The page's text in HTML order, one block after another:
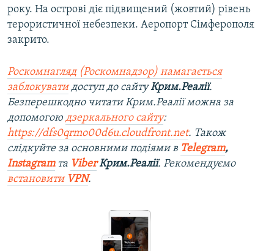
року. На острові діє підвищений (жовтий) рівень
терористичної небезпеки. Аеропорт Сімферополя
закрито.
Роскомнагляд (Роскомнадзор) намагається
заблокуватидоступ до сайтуКрим.Реалії.
Безперешкодно читати Крим.Реалії можна за
допомогою дзеркального сайту:
https://dfs0qrmo00d6u.cloudfront.net. Також
слідкуйте за основними подіями в Telegram,
Instagramта ViberКрим.Реалії. Рекомендуємо
встановити VPN.